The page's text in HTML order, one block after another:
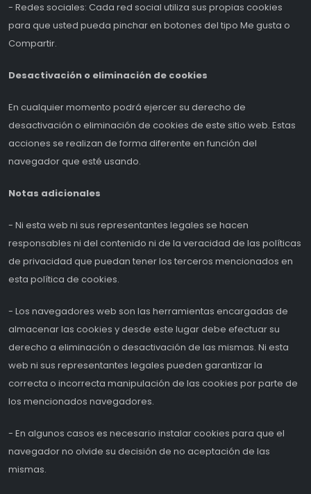
- Redes sociales: Cada red social utiliza sus propias cookies
para que usted pueda pinchar en botones del tipo Me gusta o
Compartir.
Desactivación o eliminación de cookies
En cualquier momento podrá ejercer su derecho de
desactivación o eliminación de cookies de este sitio web. Estas
acciones se realizan de forma diferente en función del
navegador que esté usando.
Notas adicionales
- Ni esta web ni sus representantes legales se hacen
responsables ni del contenido ni de la veracidad de las políticas
de privacidad que puedan tener los terceros mencionados en
esta política de cookies.
- Los navegadores web son las herramientas encargadas de
almacenar las cookies y desde este lugar debe efectuar su
derecho a eliminación o desactivación de las mismas. Ni esta
web ni sus representantes legales pueden garantizar la
correcta o incorrecta manipulación de las cookies por parte de
los mencionados navegadores.
- En algunos casos es necesario instalar cookies para que el
navegador no olvide su decisión de no aceptación de las
mismas.